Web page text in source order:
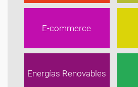
E-commerce
Energías Renovables